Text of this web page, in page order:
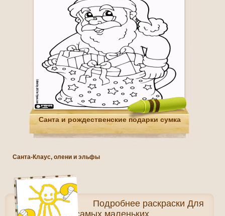
Санта и рождественские подарки сумка
Санта-Клаус, олени и эльфы
Подробнее раскраски Для
самых маленьких